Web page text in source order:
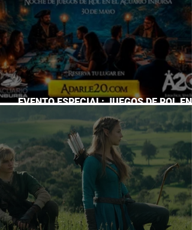
EVENTO ESPECIAL: JUEGOS DE ROL EN